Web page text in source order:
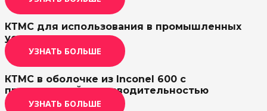
КТМС для использования в промышленных
условиях
УЗНАТЬ БОЛЬШЕ
КТМС в оболочке из Inconel 600 с
превосходной производительностью
УЗНАТЬ БОЛЬШЕ